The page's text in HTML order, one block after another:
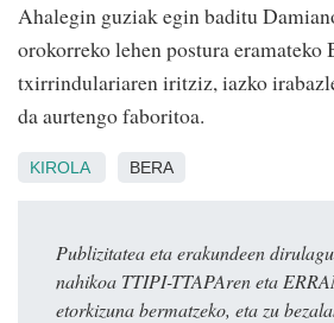
Ahalegin guziak egin baditu
orokorreko lehen postura eramateko
txirrindulariaren iritziz, iazko
da aurtengo faboritoa.
KIROLA BERA
Publizitatea eta erakundeen
nahikoa TTIPI-TTAPAren eta
etorkizuna bermatzeko, eta zu